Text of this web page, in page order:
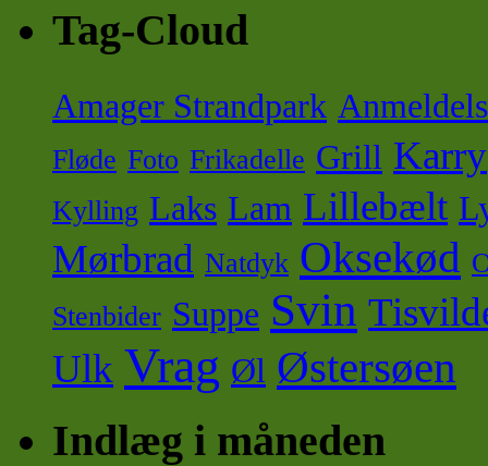
Tag-Cloud
Amager Strandpark
Fløde Foto Frikadelle Grill Karry
Kylling Laks Lam Lillebælt
Mørbrad Natdyk Oksekød
Stenbider Suppe Svin
Ulk Vrag Øl Østersøen
Indlæg i måneden